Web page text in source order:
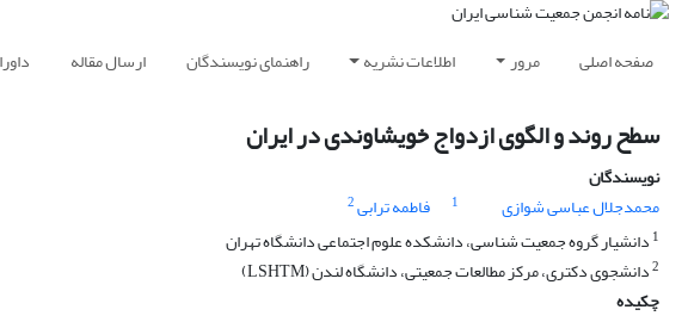
صفحه اصلی مرور اطلاعات نشریه راهنمای نویسندگان ارسال مقاله
سطح روند و الگوی ازدواج خویشاوندی در ایران
نویسندگان
محمدجلال عباسی شوازی
1 فاطمه ترابی2
1 دانشیار گروه جمعیت شناسی، دانشکده علوم اجتماعی دانشگاه تهران
2دانشجوی دکتری، مرکز مطالعات جمعیتی، دانشگاه لندن (LSHTM)
چکیده